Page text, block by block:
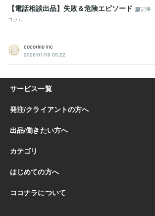
【電話相談出品】失敗＆危険エピソード
記事
コラム
cocorino inc
2026/01/09 05:22